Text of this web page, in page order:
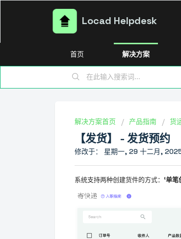
Locad Helpdesk
首页 解决方案
解决方案首页 产品指南 货
【发货】 - 发货预约
修改于： 星期一, 29 十二月,
系统支持两种创建货件的方式： ‘单笔